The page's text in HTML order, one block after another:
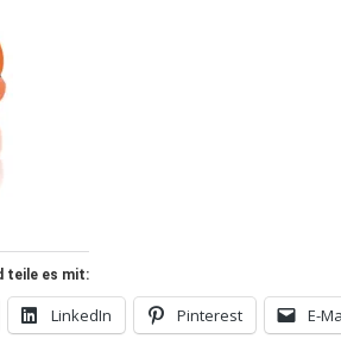
teile es mit:
LinkedIn Pinterest E-